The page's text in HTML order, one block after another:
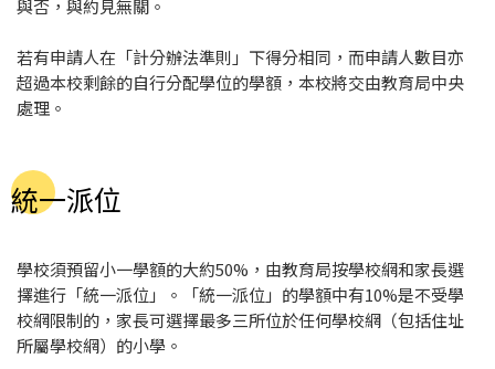
與否，與約見無關。
若有申請人在「計分辦法準則」下得分相同，而申請人數目亦
超過本校剩餘的自行分配學位的學額，本校將交由教育局中央
處理。
統一派位
學校須預留小一學額的大約50%，由教育局按學校網和家長選
擇進行「統一派位」。「統一派位」的學額中有10%是不受學
校網限制的，家長可選擇最多三所位於任何學校網（包括住址
所屬學校網）的小學。